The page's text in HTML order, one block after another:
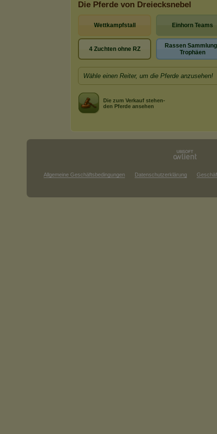
Die Pferde von Dreiecksnebel
Wettkampfstall Einhorn Teams
4 Zuchten ohne RZ
Rassen
Trophäen
Wähle einen Reiter, um die Pferde anzusehen!
Die zum Verkauf stehen-
den Pferde ansehen
Allgemeine Geschäftsbedingungen Datenschutzerklärung